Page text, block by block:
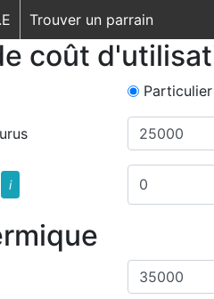
Trouver un parrain
coût
Particulier
i